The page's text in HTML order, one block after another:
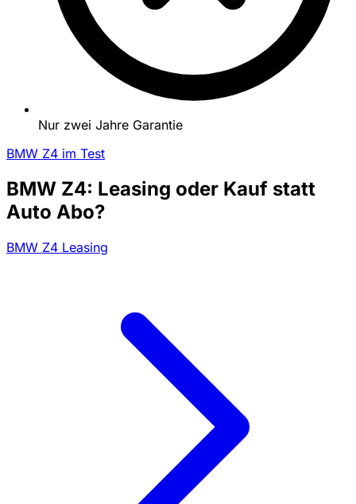
Nur zwei Jahre Garantie
BMW Z4 im Test
BMW Z4: Leasing oder Kauf statt
Auto Abo?
BMW Z4 Leasing